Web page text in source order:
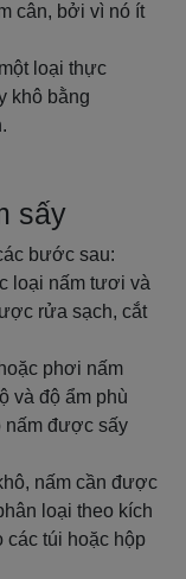
cân, bởi vì nó ít
loại thực
khô bằng
sấy
bước sau:
loại nấm tươi và
rửa sạch, cắt
phơi nấm
và độ ẩm phù
nấm được sấy
nấm cần được
loại theo kích
các túi hoặc hộp